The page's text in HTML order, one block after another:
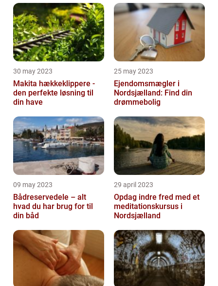
30 may 2023
Makita hækkeklippere -
den perfekte løsning til
din have
25 may 2023
Ejendomsmægler i
Nordsjælland: Find din
drømmebolig
09 may 2023
Bådreservedele – alt
hvad du har brug for til
din båd
29 april 2023
Opdag indre fred med et
meditationskursus i
Nordsjælland